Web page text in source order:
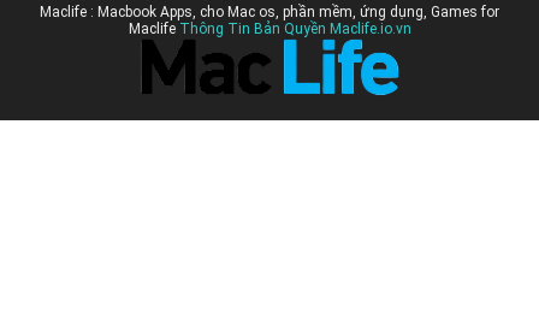
Maclife : Macbook Apps, cho Mac os, phần mềm, ứng dụng, Games for
Maclife Thông Tin Bản Quyền Maclife.io.vn